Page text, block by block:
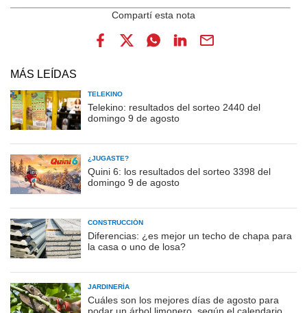
MÁS LEÍDAS
TELEKINO
Telekino: resultados del sorteo 2440 del
domingo 9 de agosto
¿JUGASTE?
Quini 6: los resultados del sorteo 3398 del
domingo 9 de agosto
CONSTRUCCIÓN
Diferencias: ¿es mejor un techo de chapa para
la casa o uno de losa?
JARDINERÍA
Cuáles son los mejores días de agosto para